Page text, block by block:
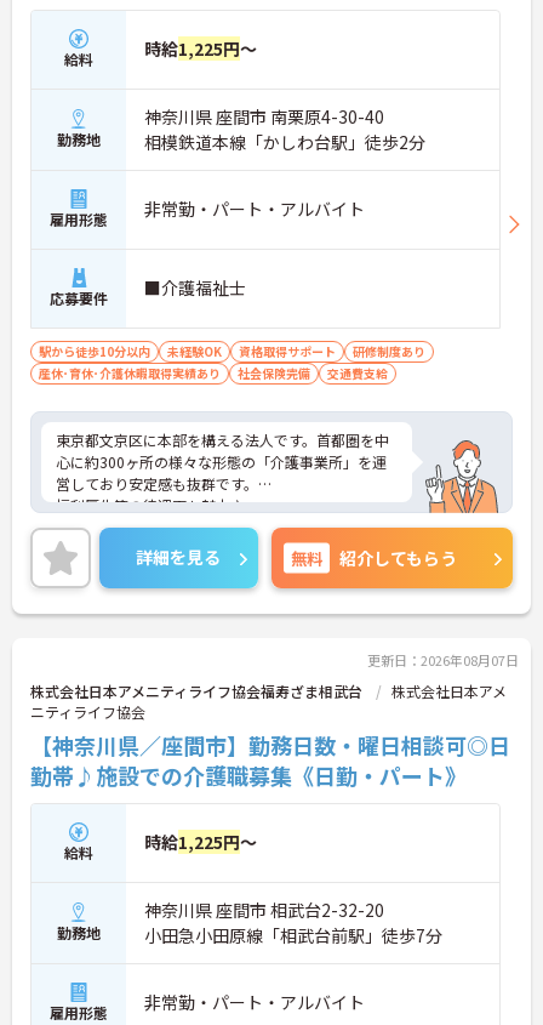
給料 時給1,225円～
勤務地
神奈川県 座間市 南栗原4-30-40
相模鉄道本線「かしわ台駅」徒歩2分
雇用形態 非常勤・パート・アルバイト
応募要件 ■介護福祉士
駅から徒歩10分以内 未経験OK 資格取得サポート
研修制度あり
産休･育休･介護休暇取得実績あり
社会保険完備 交通費支給
東京都文京区に本部を構える法人です。首都圏を中
心に約300ヶ所の様々な形態の「介護事業所」を運
営しており安定感も抜群です。
福利厚生等の待遇面も魅力♪
ご興味ある方には、面接対策ポイントなど、さらに
詳細をお話しいたしますのでお気軽にご相談くださ
い！
詳細を見る 無料 紹介してもらう
更新日：2026年08月07日
株式会社日本アメニティライフ協会福寿ざま相武台
株式会社日本アメ
ニティライフ協会
【神奈川県／座間市】勤務日数・曜日相談可◎日
勤帯♪施設での介護職募集《日勤・パート》
給料 時給1,225円～
勤務地
神奈川県 座間市 相武台2-32-20
小田急小田原線「相武台前駅」徒歩7分
雇用形態 非常勤・パート・アルバイト